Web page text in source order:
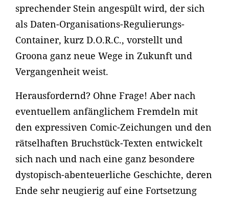
sprechender Stein angespült wird, der sich
als Daten-Organisations-Regulierungs-
Container, kurz D.O.R.C., vorstellt und
Groona ganz neue Wege in Zukunft und
Vergangenheit weist.
Herausfordernd? Ohne Frage! Aber nach
eventuellem anfänglichem Fremdeln mit
den expressiven Comic-Zeichungen und den
rätselhaften Bruchstück-Texten entwickelt
sich nach und nach eine ganz besondere
dystopisch-abenteuerliche Geschichte, deren
Ende sehr neugierig auf eine Fortsetzung